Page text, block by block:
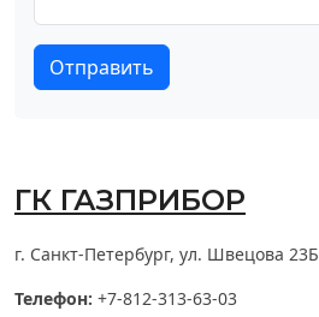
Отправить
ГК ГАЗПРИБОР
г. Санкт-Петербург, ул. Швецова 23Б
Телефон: +7-812-313-63-03